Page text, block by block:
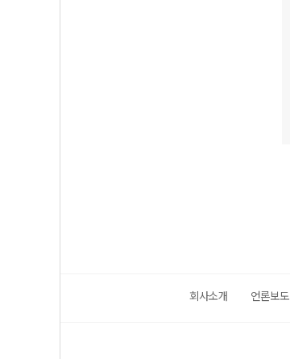
회사소개 언론보도